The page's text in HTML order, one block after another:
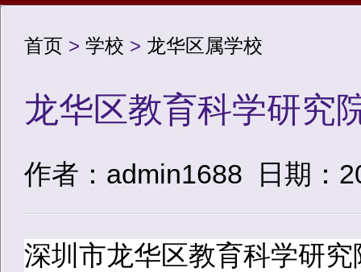
首页 > 学校 > 龙华区属学校
龙华区教育科学研究
作者：admin1688 日期：
深圳市龙华区教育科学研